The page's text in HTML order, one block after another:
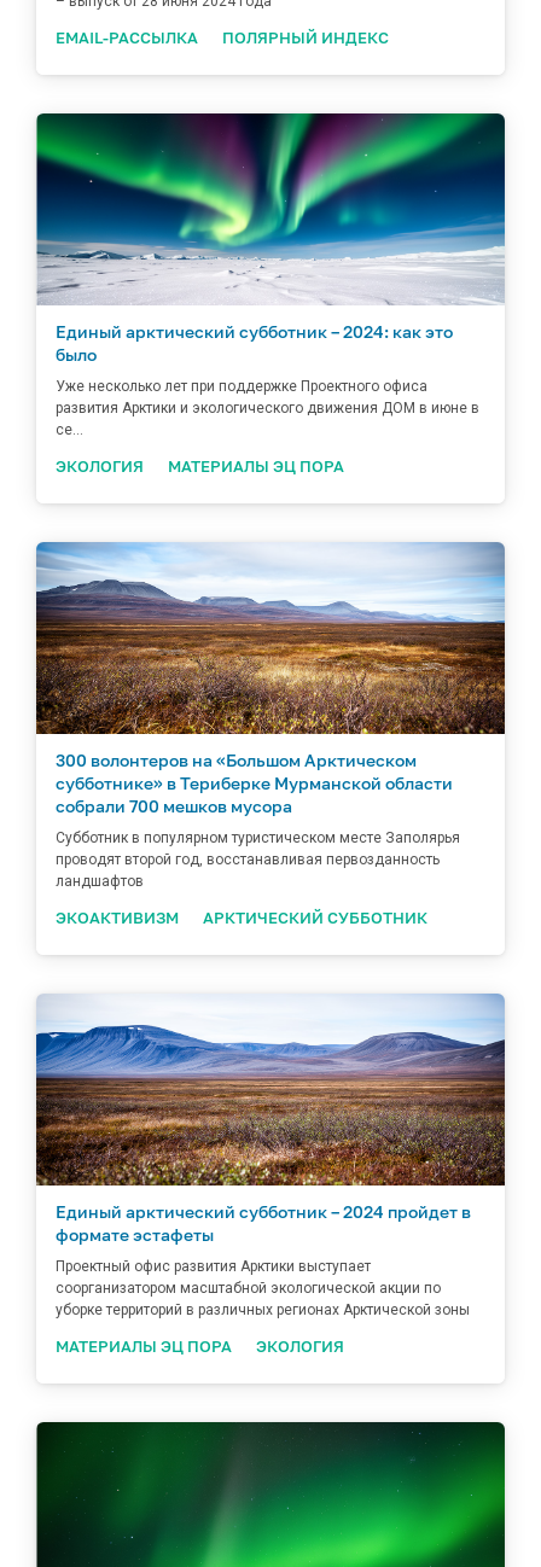
EMAIL-РАССЫЛКА ПОЛЯРНЫЙ ИНДЕКС
Единый арктический субботник – 2024: как это
было
Уже несколько лет при поддержке Проектного офиса
развития Арктики и экологического движения ДОМ в июне в
се...
ЭКОЛОГИЯ МАТЕРИАЛЫ ЭЦ ПОРА
300 волонтеров на «Большом Арктическом
субботнике» в Териберке Мурманской области
собрали 700 мешков мусора
Субботник в популярном туристическом месте Заполярья
проводят второй год, восстанавливая первозданность
ландшафтов
ЭКОАКТИВИЗМ АРКТИЧЕСКИЙ СУББОТНИК
Единый арктический субботник – 2024 пройдет в
формате эстафеты
Проектный офис развития Арктики выступает
соорганизатором масштабной экологической акции по
уборке территорий в различных регионах Арктической зоны
МАТЕРИАЛЫ ЭЦ ПОРА ЭКОЛОГИЯ